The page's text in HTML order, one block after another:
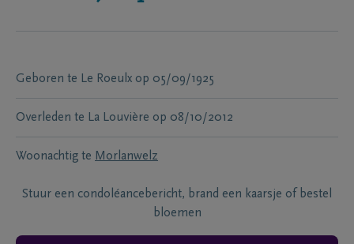
Geboren te Le Roeulx op 05/09/1925
Overleden te La Louvière op 08/10/2012
Woonachtig te Morlanwelz
Stuur een condoléancebericht, brand een kaarsje of bestel
bloemen